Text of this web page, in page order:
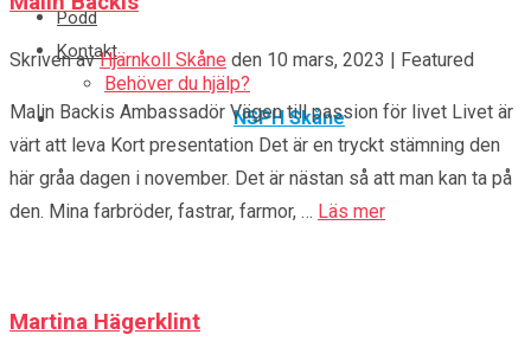
Podd
Kontakt
Behöver du hjälp?
NSPH Skåne
Skriven avHjärnkoll Skåne den 10 mars, 2023 | Featured
Malin Backis Ambassadör Vägen till passion för livet Livet är
värt att leva Kort presentation Det är en tryckt stämning den
här gråa dagen i november. Det är nästan så att man kan ta på
den. Mina farbröder, fastrar, farmor, … Läs mer
Martina Hägerklint